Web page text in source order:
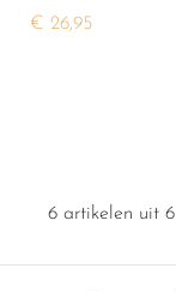
€ 26,95
6 artikelen uit 6